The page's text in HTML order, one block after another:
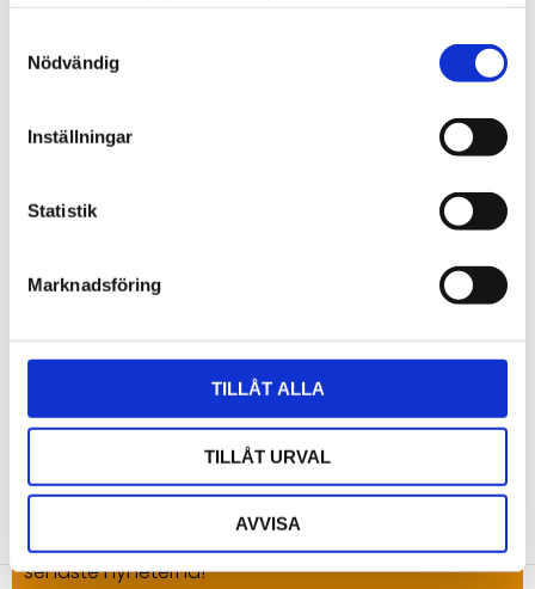
Nödvändig
Inställningar
Statistik
Marknadsföring
TILLÅT ALLA
TILLÅT URVAL
AVVISA
Bli den första att lämna ett omdöme.
NYHETSBREV
Anmäl dig till vårt nyhetsbrev och ta del av de
senaste nyheterna!